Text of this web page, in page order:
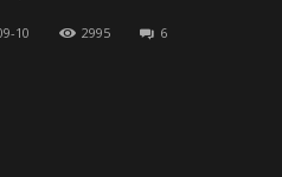
10 2995 6